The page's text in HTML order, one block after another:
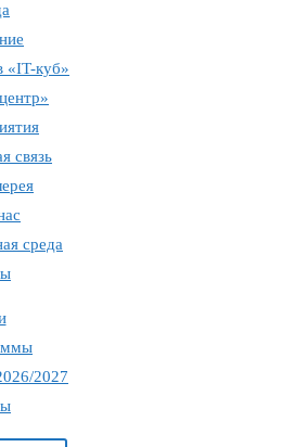
«IT-куб»
связь
среда
2027